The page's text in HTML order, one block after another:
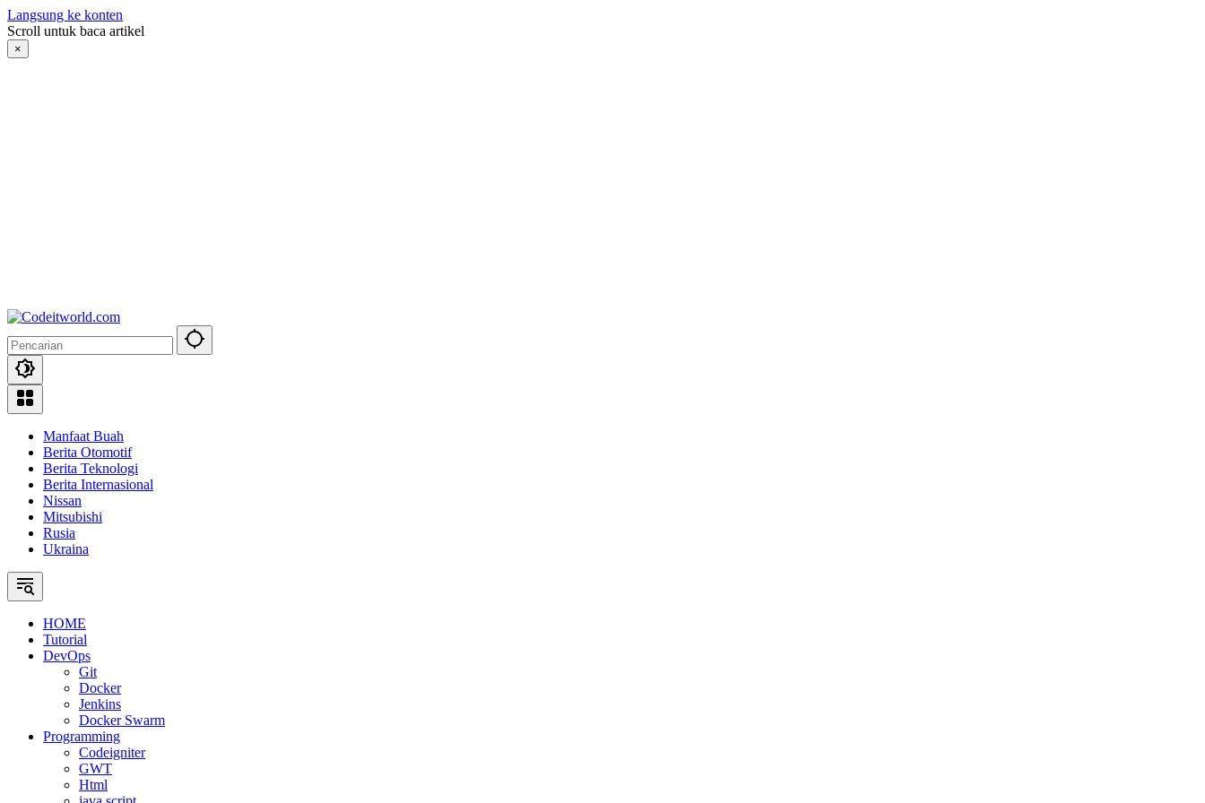
Langsung ke konten
Scroll untuk baca artikel
×
Manfaat Buah
Berita Otomotif
Berita Teknologi
Berita Internasional
Nissan
Mitsubishi
Rusia
Ukraina
HOME
Tutorial
DevOps
Git
Docker
Jenkins
Docker Swarm
Programming
Codeigniter
GWT
Html